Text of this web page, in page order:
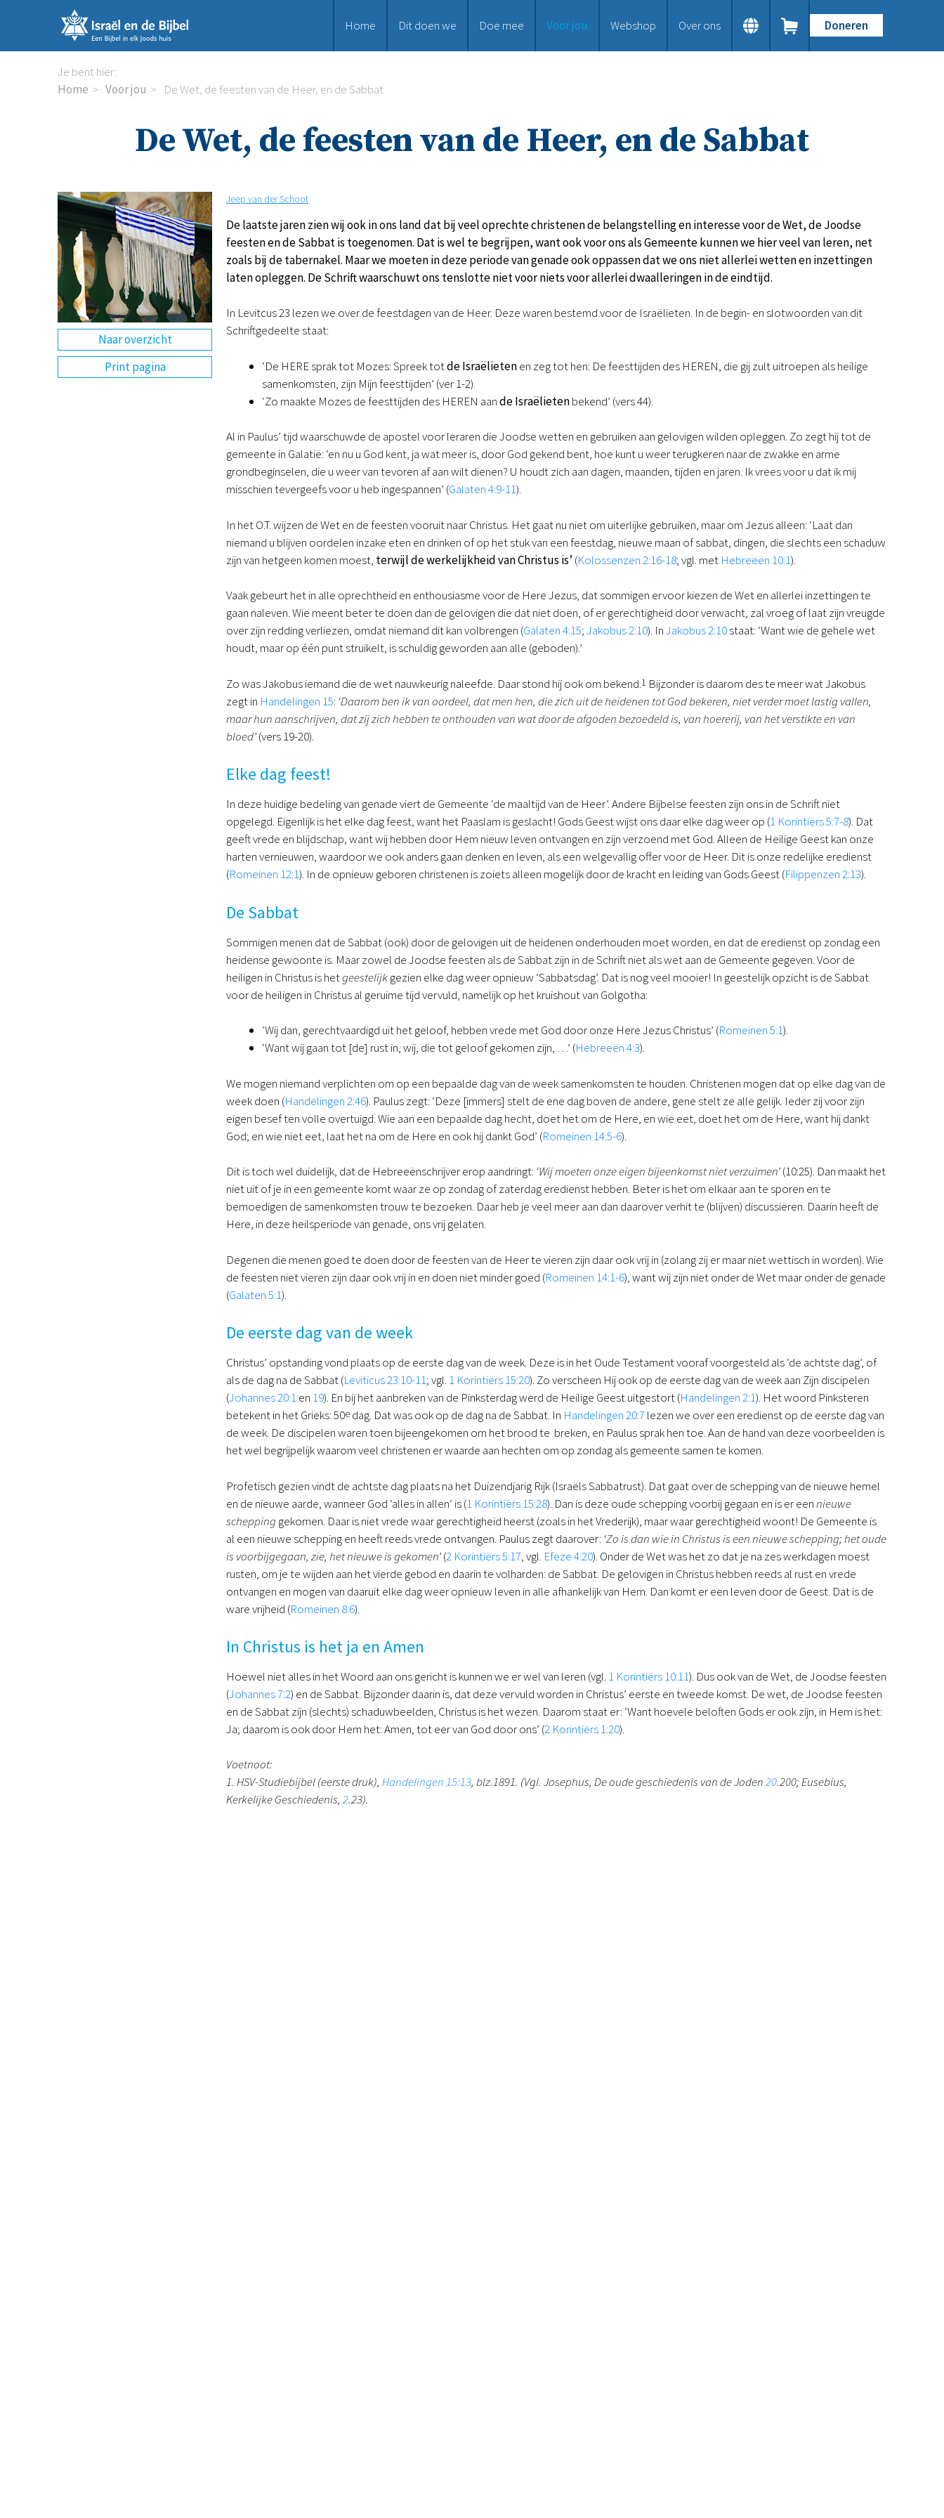
Home Dit doen we Doe mee Voor jou Webshop Over ons Doneren
Je bent hier:
Home
Voor jou De Wet, de feesten van de Heer, en de Sabbat
De Wet, de feesten van de Heer, en de Sabbat
Naar overzicht
Print pagina
Jeep van der Schoot
De laatste jaren zien wij ook in ons land dat bij veel oprechte christenen de belangstelling en interesse voor de Wet, de Joodse
feesten en de Sabbat is toegenomen. Dat is wel te begrijpen, want ook voor ons als Gemeente kunnen we hier veel van leren, net
zoals bij de tabernakel. Maar we moeten in deze periode van genade ook oppassen dat we ons niet allerlei wetten en inzettingen
laten opleggen. De Schrift waarschuwt ons tenslotte niet voor niets voor allerlei dwaalleringen in de eindtijd.
In Levitcus 23 lezen we over de feestdagen van de Heer. Deze waren bestemd voor de Israëlieten. In de begin- en slotwoorden van dit
Schriftgedeelte staat:
‘De HERE sprak tot Mozes: Spreek totde Israëlietenen zeg tot hen: De feesttijden des HEREN, die gij zult uitroepen als heilige
samenkomsten, zijn Mijn feesttijden’ (ver 1-2).
‘Zo maakte Mozes de feesttijden des HEREN aande Israëlietenbekend’ (vers 44).
Al in Paulus’ tijd waarschuwde de apostel voor leraren die Joodse wetten en gebruiken aan gelovigen wilden opleggen. Zo zegt hij tot de
gemeente in Galatië: ‘en nu u God kent, ja wat meer is, door God gekend bent, hoe kunt u weer terugkeren naar de zwakke en arme
grondbeginselen, die u weer van tevoren af aan wilt dienen? U houdt zich aan dagen, maanden, tijden en jaren. Ik vrees voor u dat ik mij
misschien tevergeefs voor u heb ingespannen’ (Galaten 4:9-11).
In het O.T. wijzen de Wet en de feesten vooruit naar Christus. Het gaat nu niet om uiterlijke gebruiken, maar om Jezus alleen: ‘Laat dan
niemand u blijven oordelen inzake eten en drinken of op het stuk van een feestdag, nieuwe maan of sabbat, dingen, die slechts een schaduw
zijn van hetgeen komen moest, terwijl de werkelijkheid van Christus is’ (Kolossenzen 2:16-18; vgl. met Hebreeën 10:1).
Vaak gebeurt het in alle oprechtheid en enthousiasme voor de Here Jezus, dat sommigen ervoor kiezen de Wet en allerlei inzettingen te
gaan naleven. Wie meent beter te doen dan de gelovigen die dat niet doen, of er gerechtigheid door verwacht, zal vroeg of laat zijn vreugde
over zijn redding verliezen, omdat niemand dit kan volbrengen (Galaten 4:15;Jakobus 2:10). InJakobus 2:10staat: ‘Want wie de gehele wet
houdt, maar op één punt struikelt, is schuldig geworden aan alle (geboden).’
Zo was Jakobus iemand die de wet nauwkeurig naleefde. Daar stond hij ook om bekend.1 Bijzonder is daarom des te meer wat Jakobus
zegt in Handelingen 15: ‘Daarom ben ik van oordeel, dat men hen, die zich uit de heidenen tot God bekeren, niet verder moet lastig vallen,
maar hun aanschrijven, dat zij zich hebben te onthouden van wat door de afgoden bezoedeld is, van hoererij, van het verstikte en van
bloed’(vers 19-20).
Elke dag feest!
In deze huidige bedeling van genade viert de Gemeente ‘de maaltijd van de Heer’. Andere Bijbelse feesten zijn ons in de Schrift niet
opgelegd. Eigenlijk is het elke dag feest, want het Paaslam is geslacht! Gods Geest wijst ons daar elke dag weer op (1 Korintiërs 5:7-8). Dat
geeft vrede en blijdschap, want wij hebben door Hem nieuw leven ontvangen en zijn verzoend met God. Alleen de Heilige Geest kan onze
harten vernieuwen, waardoor we ook anders gaan denken en leven, als een welgevallig offer voor de Heer. Dit is onze redelijke eredienst
(Romeinen 12:1). In de opnieuw geboren christenen is zoiets alleen mogelijk door de kracht en leiding van Gods Geest (Filippenzen 2:13).
De Sabbat
Sommigen menen dat de Sabbat (ook) door de gelovigen uit de heidenen onderhouden moet worden, en dat de eredienst op zondag een
heidense gewoonte is. Maar zowel de Joodse feesten als de Sabbat zijn in de Schrift niet als wet aan de Gemeente gegeven. Voor de
heiligen in Christus is hetgeestelijkgezien elke dag weer opnieuw ‘Sabbatsdag’. Dat is nog veel mooier! In geestelijk opzicht is de Sabbat
voor de heiligen in Christus al geruime tijd vervuld, namelijk op het kruishout van Golgotha:
‘Wij dan, gerechtvaardigd uit het geloof, hebben vrede met God door onze Here Jezus Christus’ (Romeinen 5:1).
‘Want wij gaan tot [de] rust in, wij, die tot geloof gekomen zijn, …’ (Hebreeën 4:3).
We mogen niemand verplichten om op een bepaalde dag van de week samenkomsten te houden. Christenen mogen dat op elke dag van de
week doen (Handelingen 2:46). Paulus zegt: ‘Deze [immers] stelt de ene dag boven de andere, gene stelt ze alle gelijk. Ieder zij voor zijn
eigen besef ten volle overtuigd. Wie aan een bepaalde dag hecht, doet het om de Here, en wie eet, doet het om de Here, want hij dankt
God; en wie niet eet, laat het na om de Here en ook hij dankt God’ (Romeinen 14:5-6).
Dit is toch wel duidelijk, dat de Hebreeënschrijver erop aandringt: ‘Wij moeten onze eigen bijeenkomst niet verzuimen’(10:25). Dan maakt het
niet uit of je in een gemeente komt waar ze op zondag of zaterdag eredienst hebben. Beter is het om elkaar aan te sporen en te
bemoedigen de samenkomsten trouw te bezoeken. Daar heb je veel meer aan dan daarover verhit te (blijven) discussiëren. Daarin heeft de
Here, in deze heilsperiode van genade, ons vrij gelaten.
Degenen die menen goed te doen door de feesten van de Heer te vieren zijn daar ook vrij in (zolang zij er maar niet wettisch in worden). Wie
de feesten niet vieren zijn daar ook vrij in en doen niet minder goed (Romeinen 14:1-6), want wij zijn niet onder de Wet maar onder de genade
(Galaten 5:1).
De eerste dag van de week
Christus’ opstanding vond plaats op de eerste dag van de week. Deze is in het Oude Testament vooraf voorgesteld als ‘de achtste dag’, of
als de dag na de Sabbat (Leviticus 23:10-11; vgl. 1 Korintiërs 15:20). Zo verscheen Hij ook op de eerste dag van de week aan Zijn discipelen
(Johannes 20:1en 19). En bij het aanbreken van de Pinksterdag werd de Heilige Geest uitgestort (Handelingen 2:1). Het woord Pinksteren
betekent in het Grieks: 50e dag. Dat was ook op de dag na de Sabbat. In Handelingen 20:7 lezen we over een eredienst op de eerste dag van
de week. De discipelen waren toen bijeengekomen om het brood te breken, en Paulus sprak hen toe. Aan de hand van deze voorbeelden is
het wel begrijpelijk waarom veel christenen er waarde aan hechten om op zondag als gemeente samen te komen.
Profetisch gezien vindt de achtste dag plaats na het Duizendjarig Rijk (Israëls Sabbatrust). Dat gaat over de schepping van de nieuwe hemel
en de nieuwe aarde, wanneer God ‘alles in allen’ is (1 Korintiërs 15:28). Dan is deze oude schepping voorbij gegaan en is er eennieuwe
schepping gekomen. Daar is niet vrede waar gerechtigheid heerst (zoals in het Vrederijk), maar waar gerechtigheid woont! De Gemeente is
al een nieuwe schepping en heeft reeds vrede ontvangen. Paulus zegt daarover: ‘Zo is dan wie in Christus is een nieuwe schepping; het oude
is voorbijgegaan, zie, het nieuwe is gekomen’(2 Korintiërs 5:17, vgl. Efeze 4:20). Onder de Wet was het zo dat je na zes werkdagen moest
rusten, om je te wijden aan het vierde gebod en daarin te volharden: de Sabbat. De gelovigen in Christus hebben reeds al rust en vrede
ontvangen en mogen van daaruit elke dag weer opnieuw leven in alle afhankelijk van Hem. Dan komt er een leven door de Geest. Dat is de
ware vrijheid (Romeinen 8:6).
In Christus is het ja en Amen
Hoewel niet alles in het Woord aan ons gericht is kunnen we er wel van leren (vgl. 1 Korintiërs 10:11). Dus ook van de Wet, de Joodse feesten
(Johannes 7:2) en de Sabbat. Bijzonder daarin is, dat deze vervuld worden in Christus’ eerste en tweede komst. De wet, de Joodse feesten
en de Sabbat zijn (slechts) schaduwbeelden, Christus is het wezen. Daarom staat er: ‘Want hoevele beloften Gods er ook zijn, in Hem is het:
Ja; daarom is ook door Hem het: Amen, tot eer van God door ons’ (2 Korintiërs 1:20).
Voetnoot:
1. HSV-Studiebijbel (eerste druk), Handelingen 15:13, blz.1891. (Vgl. Josephus, De oude geschiedenis van de Joden20.200; Eusebius,
Kerkelijke Geschiedenis, 2.23).
Samenwerken en toerusten
Humanitaire hulp
Doneer
Bid mee
Schenkingen en legaten
Nodig ons uit
Kennisbank
Digitale nieuwsbrief
Het Studiehuis (cursus)
Webshop
Over ons
Actueel
ANBI
Veelgestelde vragen
Doneren